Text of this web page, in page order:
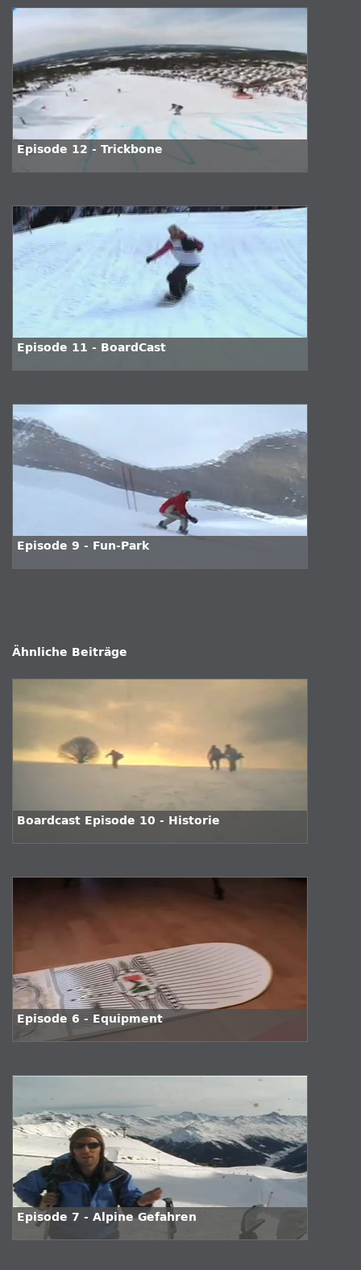
Episode 12 - Trickbone
Episode 11 - BoardCast
Episode 9 - Fun-Park
Ähnliche Beiträge
Boardcast Episode 10 - Historie
Episode 6 - Equipment
Episode 7 - Alpine Gefahren